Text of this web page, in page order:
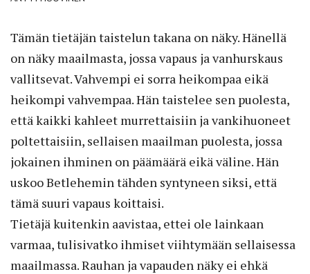
Tämän tietäjän taistelun takana on näky. Hänellä
on näky maailmasta, jossa vapaus ja vanhurskaus
vallitsevat. Vahvempi ei sorra heikompaa eikä
heikompi vahvempaa. Hän taistelee sen puolesta,
että kaikki kahleet murrettaisiin ja vankihuoneet
poltettaisiin, sellaisen maailman puolesta, jossa
jokainen ihminen on päämäärä eikä väline. Hän
uskoo Betlehemin tähden syntyneen siksi, että
tämä suuri vapaus koittaisi.
Tietäjä kuitenkin aavistaa, ettei ole lainkaan
varmaa, tulisivatko ihmiset viihtymään sellaisessa
maailmassa. Rauhan ja vapauden näky ei ehkä